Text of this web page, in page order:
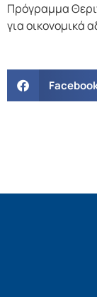
Πρόγραμμα
για οικονομικά